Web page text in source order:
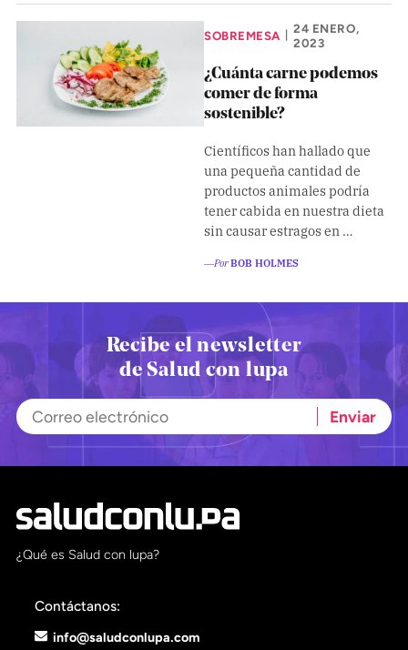
SOBREMESA
24 ENERO,
2023
¿Cuánta carne podemos
comer de forma
sostenible?
Científicos han hallado que
una pequeña cantidad de
productos animales podría
tener cabida en nuestra dieta
sin causar estragos en …
―PorBOB HOLMES
Recibe el newsletter
de Salud con lupa
¿Qué es Salud con lupa?
Contáctanos:
info@saludconlupa.com